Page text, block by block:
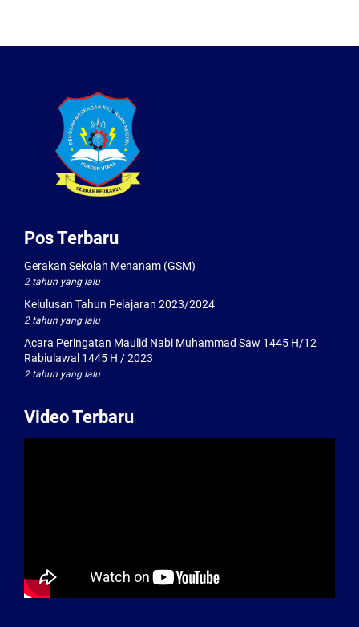
Pos Terbaru
Gerakan Sekolah Menanam (GSM)
2 tahun yang lalu
Kelulusan Tahun Pelajaran 2023/2024
2 tahun yang lalu
Acara Peringatan Maulid Nabi Muhammad Saw 1445 H/12
Rabiulawal 1445 H / 2023
2 tahun yang lalu
Video Terbaru